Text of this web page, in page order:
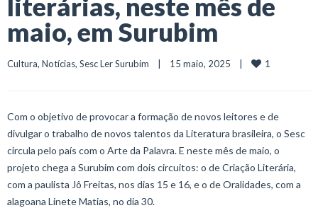
maio, em Surubim
Cultura, Notícias, Sesc Ler Surubim
    |    15 maio, 2025    |
1
Com o objetivo de provocar a formação de novos leitores e de
divulgar o trabalho de novos talentos da Literatura brasileira, o Sesc
circula pelo país com o Arte da Palavra. E neste mês de maio, o
projeto chega a Surubim com dois circuitos: o de Criação Literária,
com a paulista Jô Freitas, nos dias 15 e 16, e o de Oralidades, com a
alagoana Linete Matias, no dia 30.